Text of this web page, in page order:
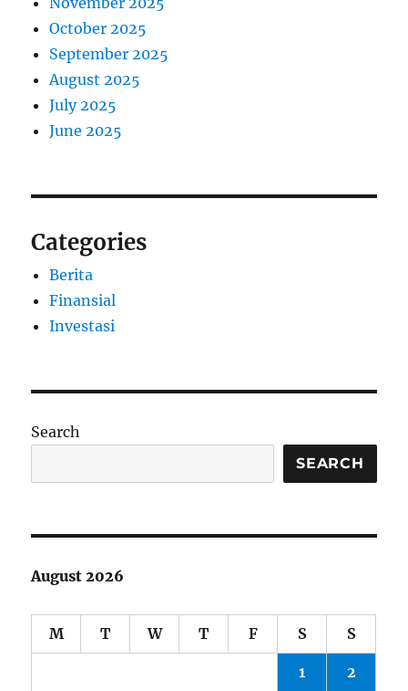
October 2025
September 2025
August 2025
July 2025
June 2025
Categories
Berita
Finansial
Investasi
Search
SEARCH
August 2026
M T W T F S S
1 2